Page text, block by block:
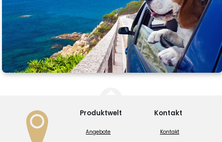
Produktwelt
Angebote
Kontakt
Kontakt